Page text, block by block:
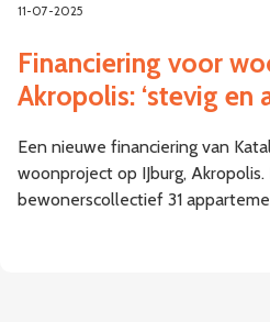
11-07-2025
Financiering voor
Akropolis: ‘stevig en
Een nieuwe financiering van
woonproject op IJburg,
bewonerscollectief 31